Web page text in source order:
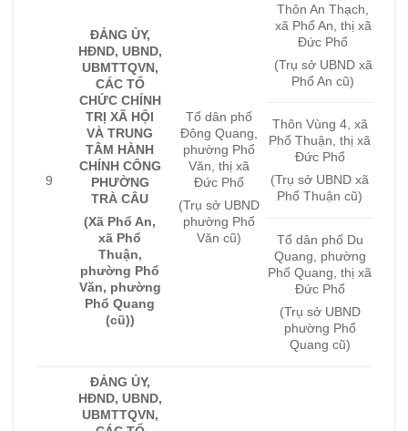
9
ĐẢNG ỦY,
HĐND, UBND,
UBMTTQVN,
CÁC TỔ
CHỨC CHÍNH
TRỊ XÃ HỘI
VÀ TRUNG
TÂM HÀNH
CHÍNH CÔNG
PHƯỜNG
TRÀ CÂU
(Xã Phổ An,
xã Phổ
Thuận,
phường Phổ
Văn, phường
Phổ Quang
(cũ))
Tổ dân phố
Đông Quang,
phường Phổ
Văn, thị xã
Đức Phổ
(Trụ sở UBND
phường Phổ
Văn cũ)
Thôn An Thạch,
xã Phổ An, thị xã
Đức Phổ
(Trụ sở UBND xã
Phổ An cũ)
Thôn Vùng 4, xã
Phổ Thuận, thị xã
Đức Phổ
(Trụ sở UBND xã
Phổ Thuận cũ)
Tổ dân phố Du
Quang, phường
Phổ Quang, thị xã
Đức Phổ
(Trụ sở UBND
phường Phổ
Quang cũ)
ĐẢNG ỦY,
HĐND, UBND,
UBMTTQVN,